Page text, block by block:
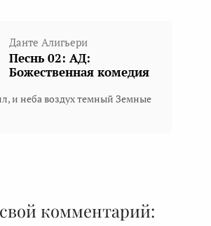
Данте Алигьери
Песнь 02: АД:
Божественная комедия
и неба воздух темный Земные
комментарий: